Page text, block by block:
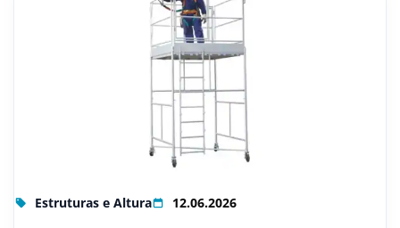
Estruturas e Altura 12.06.2026